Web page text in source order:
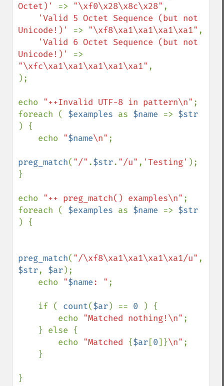
Octet)' => "\xf0\x28\x8c\x28" ,
'Valid 5 Octet Sequence (but not
Unicode!)' => "\xf8\xa1\xa1\xa1\xa1" ,
'Valid 6 Octet Sequence (but not
Unicode!)'
"\xfc\xa1\xa1\xa1\xa1\xa1" ,
);
echo "++Invalid UTF-8 in pattern\n" ;
foreach ( $examples as $name =>
) {
    echo
"$name\n" ;
preg_match( "/" .$str. "/u" , 'Testing' );
}
echo "++ preg_match() examples\n" ;
foreach ( $examples as $name =>
) {
preg_match( "/\xf8\xa1\xa1\xa1\xa1/u"
$str, $ar );
    echo
"$name: " ;
    if (
count($ar ) == 0
) {
        echo
"Matched nothing!\n" ;
        echo
"Matched {$ar [0]}\n" ;
}